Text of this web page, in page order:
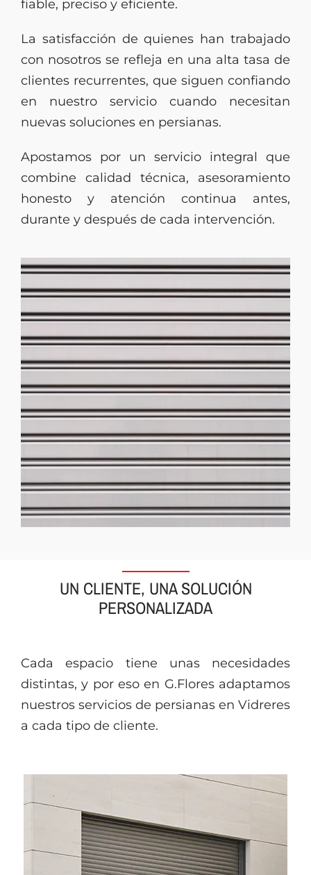
fiable, preciso y eficiente.
La satisfacción de quienes han trabajado
con nosotros se refleja en una alta tasa de
clientes recurrentes, que siguen confiando
en nuestro servicio cuando necesitan
nuevas soluciones en persianas.
Apostamos por un servicio integral que
combine calidad técnica, asesoramiento
honesto y atención continua antes,
durante y después de cada intervención.
UN CLIENTE, UNA SOLUCIÓN
PERSONALIZADA
Cada espacio tiene unas necesidades
distintas, y por eso en G.Flores adaptamos
nuestros servicios de persianas en Vidreres
a cada tipo de cliente.